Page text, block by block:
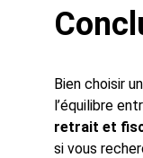
Bien choisir
l’équilibre
retrait et
si vous